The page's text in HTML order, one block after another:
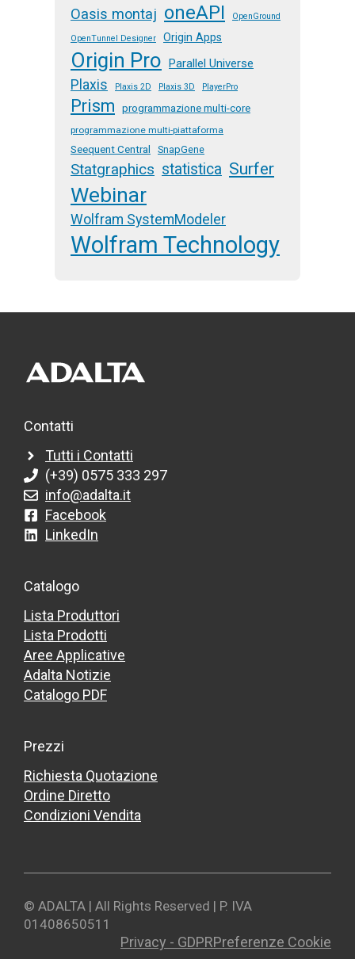
Oasis montaj oneAPI OpenGround
OpenTunnel Designer Origin Apps
Origin Pro Parallel Universe
Plaxis Plaxis 2D Plaxis 3D PlayerPro
Prism programmazione multi-core
programmazione multi-piattaforma
Seequent Central SnapGene
Statgraphics statistica Surfer
Webinar
Wolfram SystemModeler
Wolfram Technology
Contatti
Tutti i Contatti
(+39) 0575 333 297
info@adalta.it
Facebook
LinkedIn
Catalogo
Lista Produttori
Lista Prodotti
Aree Applicative
Adalta Notizie
Catalogo PDF
Prezzi
Richiesta Quotazione
Ordine Diretto
Condizioni Vendita
© ADALTA | All Rights Reserved | P. IVA
01408650511
Privacy - GDPRPreferenze Cookie